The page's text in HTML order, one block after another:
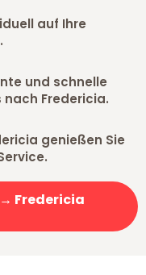
auf Ihre
und schnelle
nach Fredericia.
genießen Sie
Fredericia